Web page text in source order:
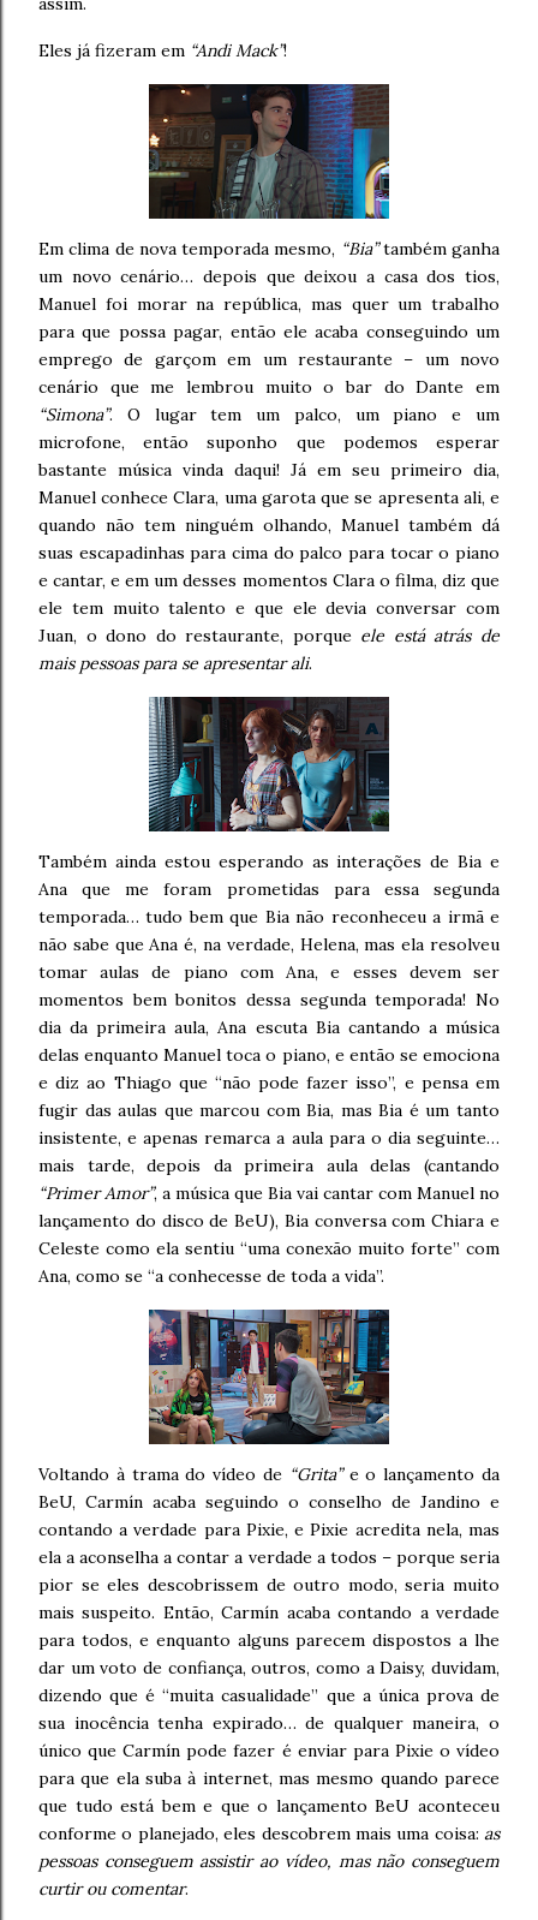
Eles já fizeram em “Andi Mack”!
Em clima de nova temporada mesmo, “Bia”também ganha
um novo cenário… depois que deixou a casa dos tios,
Manuel foi morar na república, mas quer um trabalho
para que possa pagar, então ele acaba conseguindo um
emprego de garçom em um restaurante – um novo
cenário que me lembrou muito o bar do Dante em
“Simona”. O lugar tem um palco, um piano e um
microfone, então suponho que podemos esperar
bastante música vinda daqui! Já em seu primeiro dia,
Manuel conhece Clara, uma garota que se apresenta ali, e
quando não tem ninguém olhando, Manuel também dá
suas escapadinhas para cima do palco para tocar o piano
e cantar, e em um desses momentos Clara o filma, diz que
ele tem muito talento e que ele devia conversar com
Juan, o dono do restaurante, porque ele está atrás de
mais pessoas para se apresentar ali.
Também ainda estou esperando as interações de Bia e
Ana que me foram prometidas para essa segunda
temporada… tudo bem que Bia não reconheceu a irmã e
não sabe que Ana é, na verdade, Helena, mas ela resolveu
tomar aulas de piano com Ana, e esses devem ser
momentos bem bonitos dessa segunda temporada! No
dia da primeira aula, Ana escuta Bia cantando a música
delas enquanto Manuel toca o piano, e então se emociona
e diz ao Thiago que “não pode fazer isso”, e pensa em
fugir das aulas que marcou com Bia, mas Bia é um tanto
insistente, e apenas remarca a aula para o dia seguinte…
mais tarde, depois da primeira aula delas (cantando
“Primer Amor”, a música que Bia vai cantar com Manuel no
lançamento do disco de BeU), Bia conversa com Chiara e
Celeste como ela sentiu “uma conexão muito forte” com
Ana, como se “a conhecesse de toda a vida”.
Voltando à trama do vídeo de “Grita”e o lançamento da
BeU, Carmín acaba seguindo o conselho de Jandino e
contando a verdade para Pixie, e Pixie acredita nela, mas
ela a aconselha a contar a verdade a todos – porque seria
pior se eles descobrissem de outro modo, seria muito
mais suspeito. Então, Carmín acaba contando a verdade
para todos, e enquanto alguns parecem dispostos a lhe
dar um voto de confiança, outros, como a Daisy, duvidam,
dizendo que é “muita casualidade” que a única prova de
sua inocência tenha expirado… de qualquer maneira, o
único que Carmín pode fazer é enviar para Pixie o vídeo
para que ela suba à internet, mas mesmo quando parece
que tudo está bem e que o lançamento BeU aconteceu
conforme o planejado, eles descobrem mais uma coisa: as
pessoas conseguem assistir ao vídeo, mas não conseguem
curtir ou comentar.